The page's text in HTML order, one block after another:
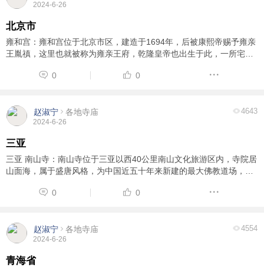
2024-6-26
北京市
雍和宫：雍和宫位于北京市区，建造于1694年，后被康熙帝赐予雍亲
王胤禛，这里也就被称为雍亲王府，乾隆皇帝也出生于此，一所宅子
有与紫禁城皇宫一样规格。雍正去世后，这 ...
0 0
赵淑宁 各地寺庙
2024-6-26
4643
三亚
三亚 南山寺：南山寺位于三亚以西40公里南山文化旅游区内，寺院居
山面海，属于盛唐风格，为中国近五十年来新建的最大佛教道场，也
0
0
赵淑宁 各地寺庙
2024-6-26
4554
青海省